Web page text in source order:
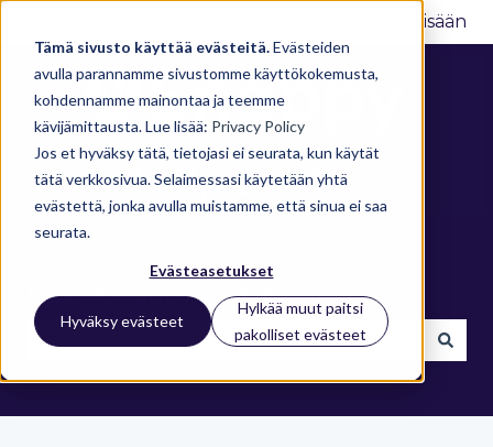
Tämä sivusto käyttää evästeitä.Evästeiden
avulla parannamme sivustomme käyttökokemusta,
kohdennamme mainontaa ja teemme
kävijämittausta. Lue lisää: Privacy Policy
Jos et hyväksy tätä, tietojasi ei seurata, kun käytät
tätä verkkosivua. Selaimessasi käytetään yhtä
evästettä, jonka avulla muistamme, että sinua ei saa
seurata.
Evästeasetukset
Hyväksy evästeet
Hylkää muut paitsi
pakolliset evästeet
Kirjaudu sisään
Etsi NSnappy Help Centeristä
Ehdotuksia ei ole, koska hakukenttä on tyhjä.